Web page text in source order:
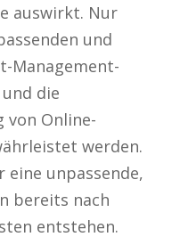
auswirkt. Nur
und
Management-
die
von Online-
werden.
eine unpassende,
bereits nach
entstehen.